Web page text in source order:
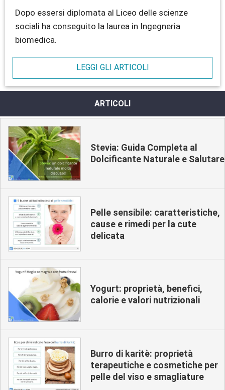
Dopo essersi diplomata al Liceo delle scienze
sociali ha conseguito la laurea in Ingegneria
biomedica.
LEGGI GLI ARTICOLI
ARTICOLI
Stevia: Guida Completa al
Dolcificante Naturale e Salutare
Pelle sensibile: caratteristiche,
cause e rimedi per la cute
delicata
Yogurt: proprietà, benefici,
calorie e valori nutrizionali
Burro di karitè: proprietà
terapeutiche e cosmetiche per
pelle del viso e smagliature